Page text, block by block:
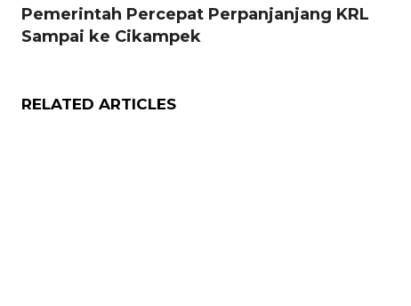
Pemerintah Percepat Perpanjanjang KRL
Sampai ke Cikampek
RELATED ARTICLES